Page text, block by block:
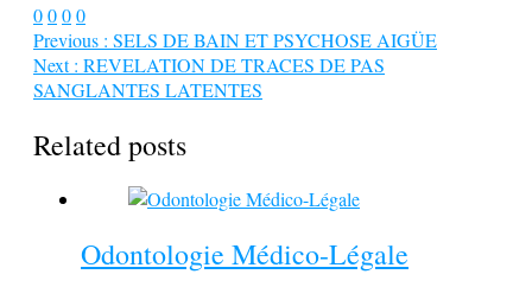
0000
Previous : SELS DE BAIN ET PSYCHOSE AIGÜE
Next : REVELATION DE TRACES DE PAS
SANGLANTES LATENTES
Related posts
Odontologie Médico-Légale